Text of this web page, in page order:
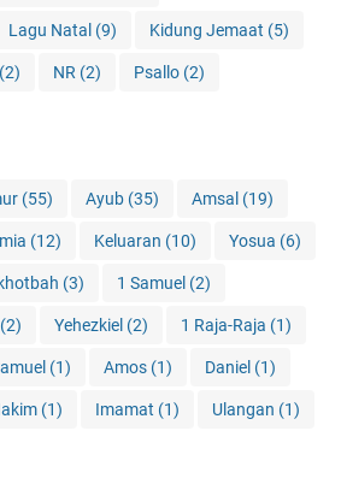
Lagu Natal (9) Kidung Jemaat (5)
(2) NR (2) Psallo (2)
(55) Ayub (35) Amsal (19)
(12) Keluaran (10) Yosua (6)
(3) 1 Samuel (2)
(2) Yehezkiel (2) 1 Raja-Raja (1)
(1) Amos (1) Daniel (1)
(1) Imamat (1) Ulangan (1)